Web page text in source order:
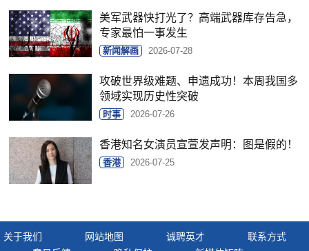
美军武器快打光了？高端武器库存告急，
专家最怕一事发生
新闻解画 2026-07-28
攻破世界级难题、申遗成功！本周我国多
领域实现历史性突破
时事 2026-07-26
香港知名女演员宣萱发声明：图是假的！
香港 2026-07-25
关于我们 网站地图 诚聘英才
联系方式